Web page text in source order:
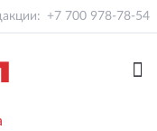
+7 700 978-78-54